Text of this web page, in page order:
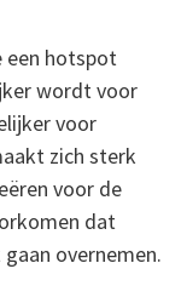
een hotspot
wordt voor
voor
zich sterk
voor de
dat
overnemen.